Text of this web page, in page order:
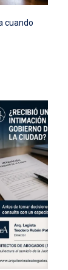
cuando